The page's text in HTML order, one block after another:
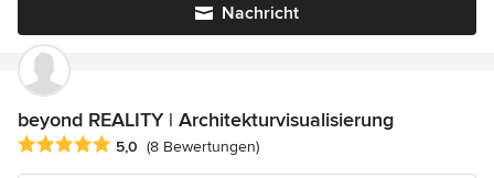
Nachricht
beyond REALITY | Architekturvisualisierung
Durchschnittliche Bewertung: 5 von 5 Sternen
5,0 (8 Bewertungen)